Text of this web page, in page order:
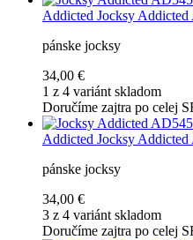
Addicted Jocksy
pánske jocksy
34,00 €
1 z 4 variánt skladom
Doručíme zajtra po celej
Addicted Jocksy
pánske jocksy
34,00 €
3 z 4 variánt skladom
Doručíme zajtra po celej